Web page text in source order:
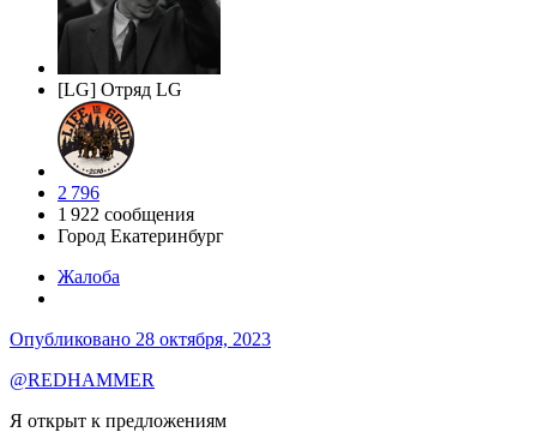
[LG] Отряд LG
2 796
1 922 сообщения
Город Екатеринбург
Жалоба
Опубликовано 28 октября, 2023
@REDHAMMER
Я открыт к предложениям